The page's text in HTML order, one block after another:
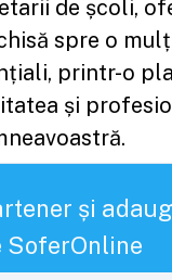
de școli,
spre o
printr-o
și
și
SoferOnline